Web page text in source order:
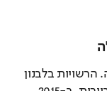
מכל מקום, מאז 2014, הרוזוס נותרה נטושה. הרשויות בלבנון